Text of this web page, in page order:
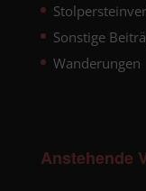
Sonstige
Wanderungen
Anstehende